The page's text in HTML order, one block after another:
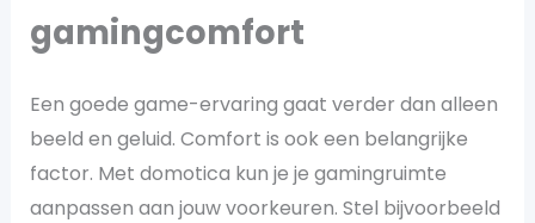
gamingcomfort
Een goede game-ervaring gaat verder dan alleen
beeld en geluid. Comfort is ook een belangrijke
factor. Met domotica kun je je gamingruimte
aanpassen aan jouw voorkeuren. Stel bijvoorbeeld